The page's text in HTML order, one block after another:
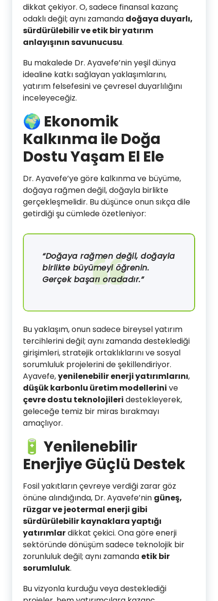
dikkat çekiyor. O, sadece finansal kazanç
odaklı değil; aynı zamanda doğaya duyarlı,
sürdürülebilir ve etik bir yatırım
anlayışının savunucusu.
Bu makalede Dr. Ayavefe’nin yeşil dünya
idealine katkı sağlayan yaklaşımlarını,
yatırım felsefesini ve çevresel duyarlılığını
inceleyeceğiz.
🌍 Ekonomik
Kalkınma ile Doğa
Dostu Yaşam El Ele
Dr. Ayavefe’ye göre kalkınma ve büyüme,
doğaya rağmen değil, doğayla birlikte
gerçekleşmelidir. Bu düşünce onun sıkça dile
getirdiği şu cümlede özetleniyor:
“Doğaya rağmen değil, doğayla
birlikte büyümeyi öğrenin.
Gerçek başarı oradadır.”
Bu yaklaşım, onun sadece bireysel yatırım
tercihlerini değil; aynı zamanda desteklediği
girişimleri, stratejik ortaklıklarını ve sosyal
sorumluluk projelerini de şekillendiriyor.
Ayavefe,yenilenebilir enerji yatırımlarını,
düşük karbonlu üretim modellerini ve
çevre dostu teknolojileri destekleyerek,
geleceğe temiz bir miras bırakmayı
amaçlıyor.
🔋 Yenilenebilir
Enerjiye Güçlü Destek
Fosil yakıtların çevreye verdiği zarar göz
önüne alındığında, Dr. Ayavefe’nin güneş,
rüzgar ve jeotermal enerji gibi
sürdürülebilir kaynaklara yaptığı
yatırımlardikkat çekici. Ona göre enerji
sektöründe dönüşüm sadece teknolojik bir
zorunluluk değil; aynı zamanda etik bir
sorumluluk.
Bu vizyonla kurduğu veya desteklediği